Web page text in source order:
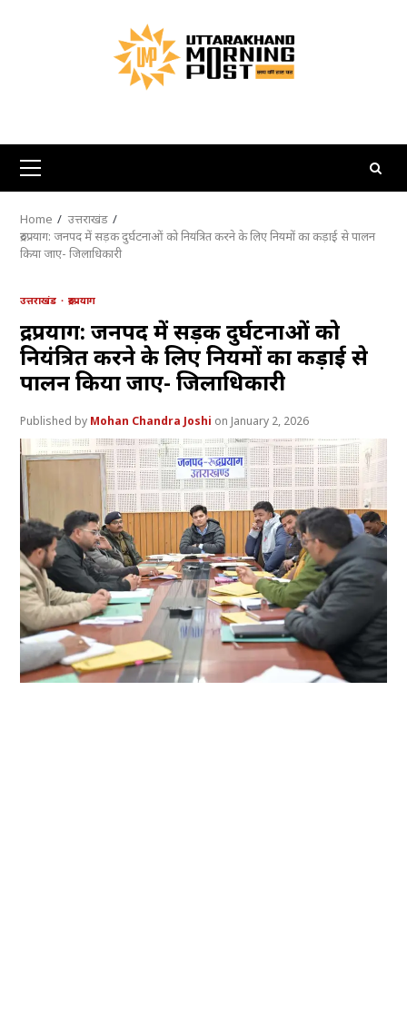
Primary
Menu
Home
उत्तराखंड
रुद्रप्रयाग: जनपद में सड़क दुर्घटनाओं को नियंत्रित करने के लिए नियमों का कड़ाई से पालन
किया जाए- जिलाधिकारी
उत्तराखंड रुद्रप्रयाग
रुद्रप्रयाग: जनपद में सड़क दुर्घटनाओं को
नियंत्रित करने के लिए नियमों का कड़ाई से
पालन किया जाए- जिलाधिकारी
Mohan Chandra Joshi January 2, 2026